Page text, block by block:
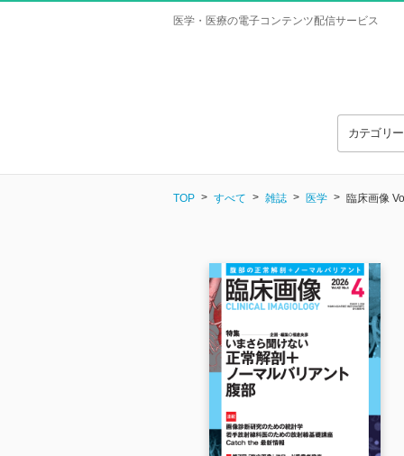
医学・医療の電子コンテンツ配信サービス
カテゴリ
TOP すべて 雑誌 医学 臨床画像